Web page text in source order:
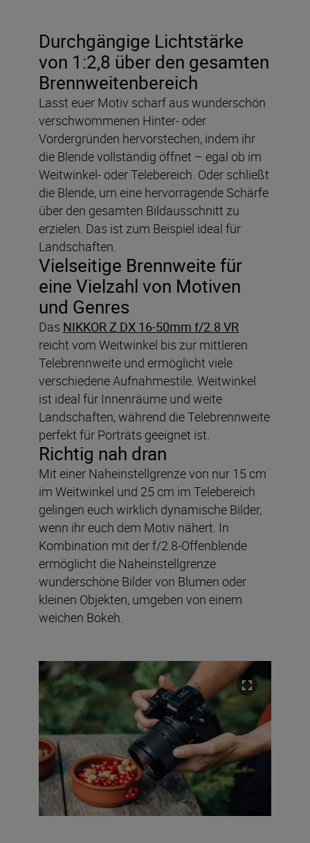
Durchgängige Lichtstärke
von 1:2,8 über den gesamten
Brennweitenbereich
Lasst euer Motiv scharf aus wunderschön
verschwommenen Hinter- oder
Vordergründen hervorstechen, indem ihr
die Blende vollständig öffnet – egal ob im
Weitwinkel- oder Telebereich. Oder schließt
die Blende, um eine hervorragende Schärfe
über den gesamten Bildausschnitt zu
erzielen. Das ist zum Beispiel ideal für
Landschaften.
Vielseitige Brennweite für
eine Vielzahl von Motiven
und Genres
Das NIKKOR Z DX 16-50mm f/2.8 VR
reicht vom Weitwinkel bis zur mittleren
Telebrennweite und ermöglicht viele
verschiedene Aufnahmestile. Weitwinkel
ist ideal für Innenräume und weite
Landschaften, während die Telebrennweite
perfekt für Porträts geeignet ist.
Richtig nah dran
Mit einer Naheinstellgrenze von nur 15 cm
im Weitwinkel und 25 cm im Telebereich
gelingen euch wirklich dynamische Bilder,
wenn ihr euch dem Motiv nähert. In
Kombination mit der f/2.8-Offenblende
ermöglicht die Naheinstellgrenze
wunderschöne Bilder von Blumen oder
kleinen Objekten, umgeben von einem
weichen Bokeh.